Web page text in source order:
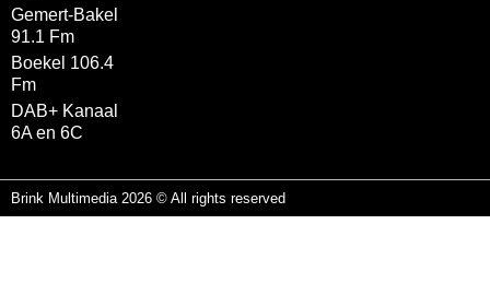
Gemert-Bakel
91.1 Fm
Boekel 106.4
Fm
DAB+ Kanaal
6A en 6C
Brink Multimedia 2026 © All rights reserved